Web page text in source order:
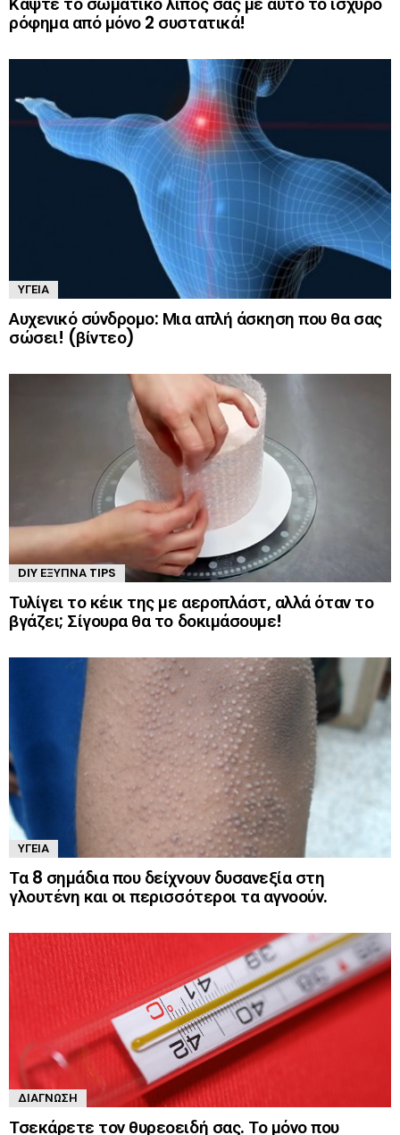
ρόφημα από μόνο 2 συστατικά!
ΥΓΕΊΑ
Αυχενικό σύνδρομο: Μια απλή άσκηση που θα σας
σώσει! (βίντεο)
DIY ΈΞΥΠΝΑ TIPS
Τυλίγει το κέικ της με αεροπλάστ, αλλά όταν το
βγάζει; Σίγουρα θα το δοκιμάσουμε!
ΥΓΕΊΑ
Τα 8 σημάδια που δείχνουν δυσανεξία στη
γλουτένη και οι περισσότεροι τα αγνοούν.
ΔΙΆΓΝΩΣΗ
Τσεκάρετε τον θυρεοειδή σας. Το μόνο που